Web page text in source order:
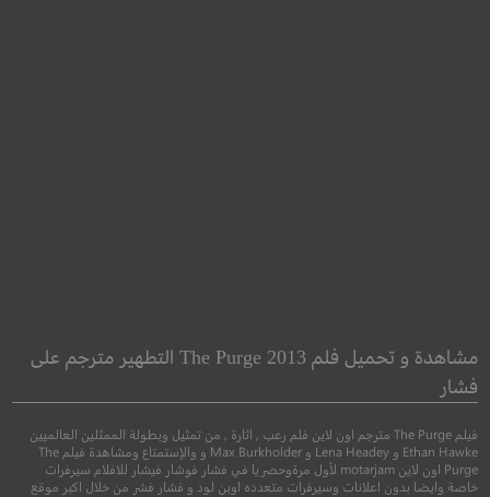
النحلة مايا : ألعاب العسل
مغامرة●رسوم متحركة●كوميدي
سوء تصرف
مشاهدة و تحميل فلم The Purge 2013 التطهير مترجم على
فشار
فيلم The Purge مترجم اون لاين فلم رعب , اثارة , من تمثيل وبطولة الممثلين العالميين
Ethan Hawke و Lena Headey و Max Burkholder و والإستمتاع ومشاهدة فيلم The
Purge اون لاين motarjam لأول مرةوحصريا في فشار فوشار فيشار للافلام سيرفرات
خاصة وايضا بدون اعلانات وسيرفرات متعدده اوبن لود و فشار فشر من خلال اكبر موقع